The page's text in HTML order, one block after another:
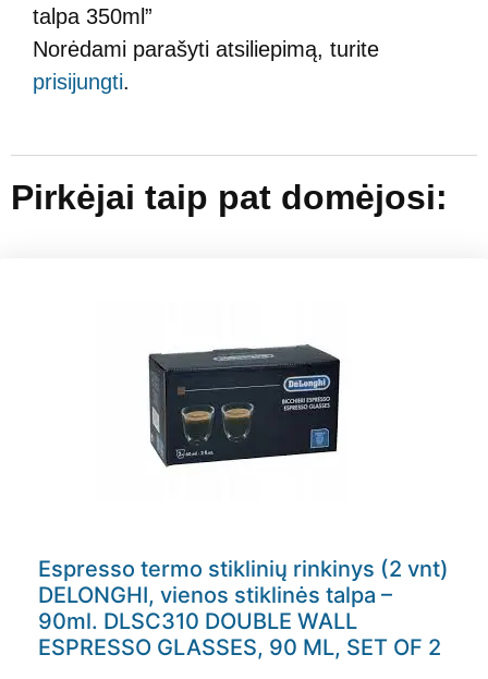
talpa 350ml”
Norėdami parašyti atsiliepimą, turite
prisijungti.
Pirkėjai taip pat domėjosi:
Espresso termo stiklinių rinkinys (2 vnt)
DELONGHI, vienos stiklinės talpa –
90ml. DLSC310 DOUBLE WALL
ESPRESSO GLASSES, 90 ML, SET OF 2